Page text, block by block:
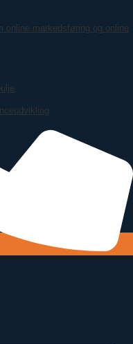
online markedsføring og online